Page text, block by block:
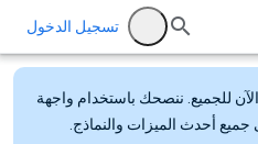
تسجيل الدخول
للجميع. ننصحك باستخدام واجهة
أحدث الميزات والنماذج.